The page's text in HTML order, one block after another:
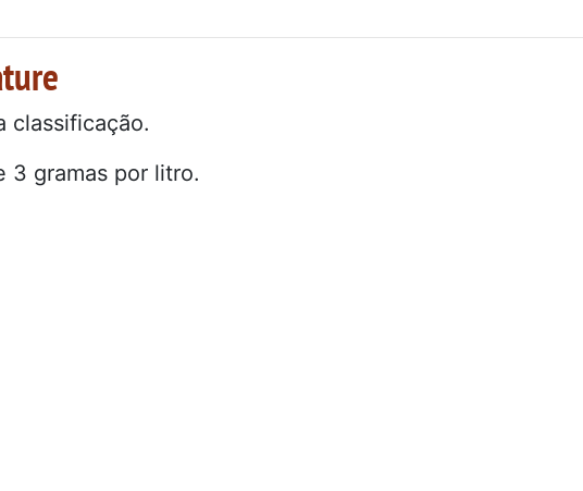
classificação.
3 gramas por litro.